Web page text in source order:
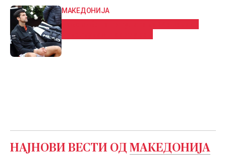
МАКЕДОНИЈА
НАЈНОВИ ВЕСТИ ОД МАКЕДОНИЈА